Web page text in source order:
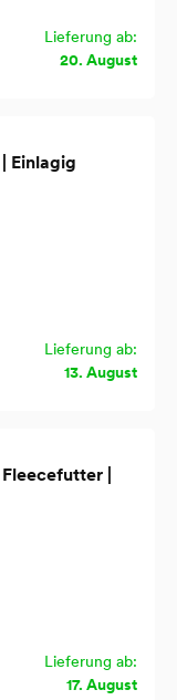
Lieferung ab:
20. August
Einlagig
Lieferung ab:
13. August
|
Lieferung ab:
17. August